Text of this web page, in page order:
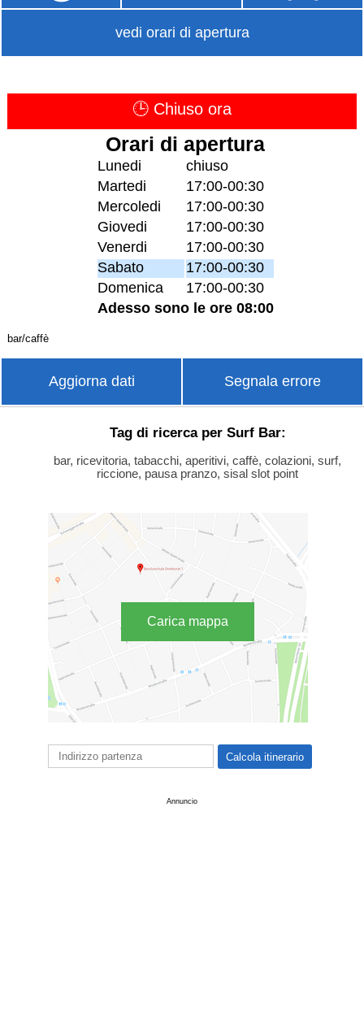
vedi orari di apertura
🕒 Chiuso ora
Orari di apertura
Lunedi
chiuso
Martedi
17:00-00:30
Mercoledi
17:00-00:30
Giovedi
17:00-00:30
Venerdi
17:00-00:30
Sabato
17:00-00:30
Domenica
17:00-00:30
Adesso sono le ore 08:00
bar/caffè
Aggiorna dati Segnala errore
Tag di ricerca per Surf Bar:
bar, ricevitoria, tabacchi, aperitivi, caffè, colazioni, surf,
riccione, pausa pranzo, sisal slot point
Carica mappa
Annuncio